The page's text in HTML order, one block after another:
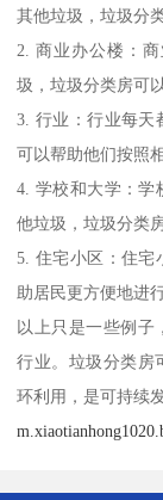
其他垃圾，垃圾分
2. 商业办公楼：
圾，垃圾分类房可
3. 行业：行业每天
可以帮助他们按照
4. 学校和大学：学
他垃圾，垃圾分类
5. 住宅小区：住宅
助居民更方便地进
以上只是一些例子
行业。垃圾分类房
环利用，是可持续